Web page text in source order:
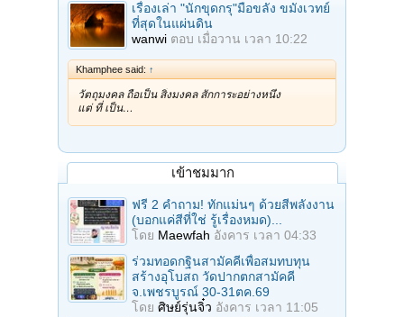
เรื่องเล่า "นักขุดกรุ"มือขลัง ขมังเวทย์
ที่สุดในแผ่นดิน
wanwi ตอบ เมื่อวาน เวลา 10:22
Khamphee said: ↑
วัตถุมงคล ถือเป็น สิ่งมงคล สักการะอย่างหนึ่ง
แต่ ที่ เป็น…
เข้าชมมาก
ฟรี 2 คำถาม! ทักแม่นๆ ด้วยสีพลังงาน
(บอกแค่สีที่ใช่ รู้เรื่องหมด)...
โดย Maewfah อังคาร เวลา 04:33
ร่วมทอดกฐินสามัคคีเพื่อสมทบทุน
สร้างอุโบสถ วัดปากตกสามัคคี
จ.เพชรบูรณ์ 30-31ตค.69
โดย ศิษย์รุ่นจิ๋ว อังคาร เวลา 11:05